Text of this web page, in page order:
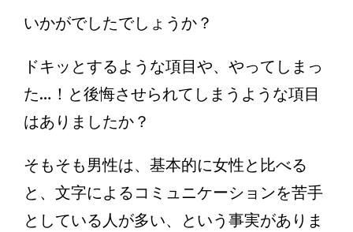
いかがでしたでしょうか？
ドキッとするような項目や、やってしまっ
た…！と後悔させられてしまうような項目
はありましたか？
そもそも男性は、基本的に女性と比べる
と、文字によるコミュニケーションを苦手
としている人が多い、という事実がありま